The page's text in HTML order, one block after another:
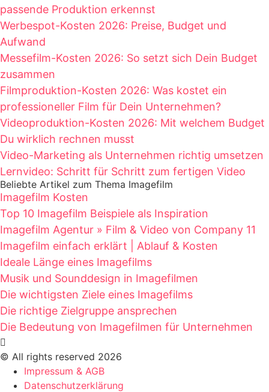
passende Produktion erkennst
Werbespot-Kosten 2026: Preise, Budget und
Aufwand
Messefilm-Kosten 2026: So setzt sich Dein Budget
zusammen
Filmproduktion-Kosten 2026: Was kostet ein
professioneller Film für Dein Unternehmen?
Videoproduktion-Kosten 2026: Mit welchem Budget
Du wirklich rechnen musst
Video-Marketing als Unternehmen richtig umsetzen
Lernvideo: Schritt für Schritt zum fertigen Video
Beliebte Artikel zum Thema Imagefilm
Imagefilm Kosten
Top 10 Imagefilm Beispiele als Inspiration
Imagefilm Agentur » Film & Video von Company 11
Imagefilm einfach erklärt | Ablauf & Kosten
Ideale Länge eines Imagefilms
Musik und Sounddesign in Imagefilmen
Die wichtigsten Ziele eines Imagefilms
Die richtige Zielgruppe ansprechen
Die Bedeutung von Imagefilmen für Unternehmen
© All rights reserved 2026
Impressum & AGB
Datenschutzerklärung